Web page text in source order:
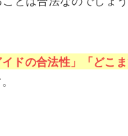
ドの合法性」「どこ